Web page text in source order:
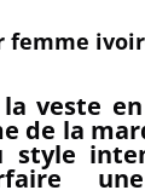
femme
la veste
de la
style